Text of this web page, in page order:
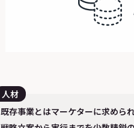
人材
既存事業とはマーケターに求めら